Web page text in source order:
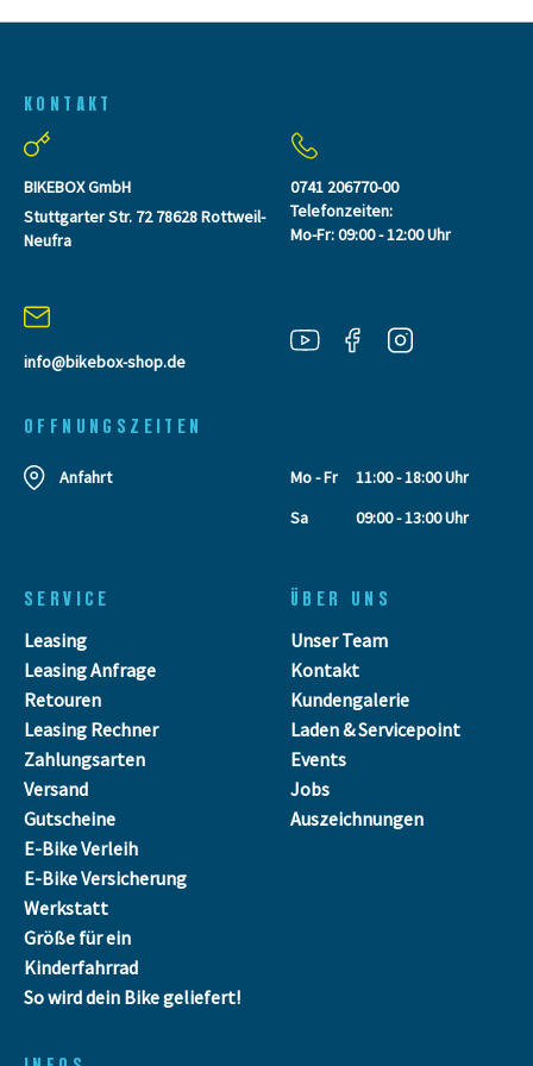
KONTAKT
BIKEBOX GmbH
Stuttgarter Str. 72 78628 Rottweil-
Neufra
info@bikebox-shop.de
0741 206770-00
Telefonzeiten:
Mo-Fr: 09:00 - 12:00 Uhr
OFFNUNGSZEITEN
Anfahrt Mo - Fr
11:00 - 18:00 Uhr
Sa
09:00 - 13:00 Uhr
SERVICE
Leasing
Leasing Anfrage
Retouren
Leasing Rechner
Zahlungsarten
Versand
Gutscheine
E-Bike Verleih
E-Bike Versicherung
Werkstatt
Größe für ein
Kinderfahrrad
So wird dein Bike geliefert!
ÜBER UNS
Unser Team
Kontakt
Kundengalerie
Laden & Servicepoint
Events
Jobs
Auszeichnungen